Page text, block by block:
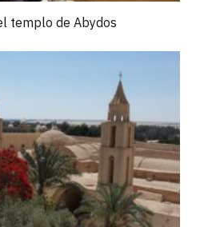
templo de Abydos